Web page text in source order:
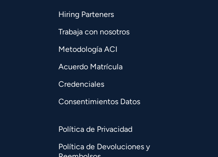
Hiring Parteners
Trabaja con nosotros
Metodología ACI
Acuerdo Matrícula
Credenciales
Consentimientos Datos
Política de Privacidad
Política de Devoluciones y